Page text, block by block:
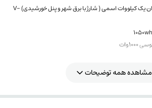
پاور استیشن قابل حمل توان یک کیلووات اسمی ( شارژ با برق شهر و پنل خورشیدی) V-
مشاهده همه توضیحات